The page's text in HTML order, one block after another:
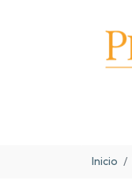
Inicio